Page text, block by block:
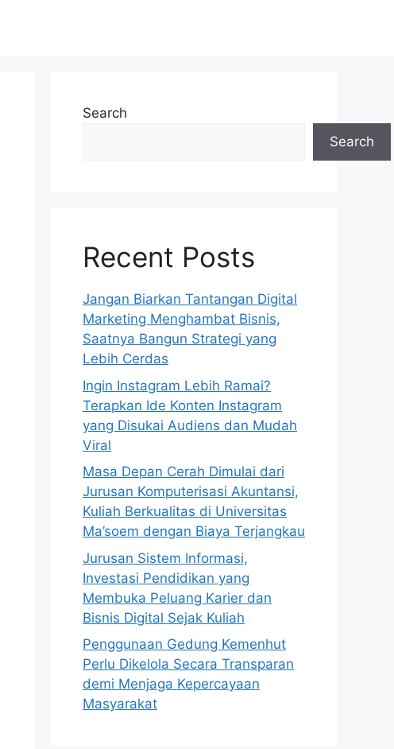
Search
Search
Recent Posts
Jangan Biarkan Tantangan Digital
Marketing Menghambat Bisnis,
Saatnya Bangun Strategi yang
Lebih Cerdas
Ingin Instagram Lebih Ramai?
Terapkan Ide Konten Instagram
yang Disukai Audiens dan Mudah
Viral
Masa Depan Cerah Dimulai dari
Jurusan Komputerisasi Akuntansi,
Kuliah Berkualitas di Universitas
Ma’soem dengan Biaya Terjangkau
Jurusan Sistem Informasi,
Investasi Pendidikan yang
Membuka Peluang Karier dan
Bisnis Digital Sejak Kuliah
Penggunaan Gedung Kemenhut
Perlu Dikelola Secara Transparan
demi Menjaga Kepercayaan
Masyarakat